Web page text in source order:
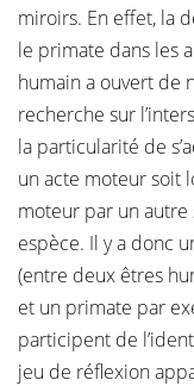
miroirs. En effet, la
le primate dans les
humain a ouvert de
recherche sur
la particularité de
un acte moteur soit
moteur par un
espèce. Il y a donc
(entre deux êtres
et un primate par
participent de
jeu de réflexion